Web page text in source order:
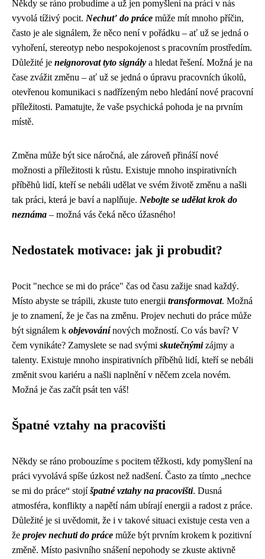
Někdy se ráno probudíme a už jen pomyšlení na práci v nás
vyvolá tíživý pocit. Nechuť do práce může mít mnoho příčin,
často je ale signálem, že něco není v pořádku – ať už se jedná o
vyhoření, stereotyp nebo nespokojenost s pracovním prostředím.
Důležité je neignorovat tyto signály a hledat řešení. Možná je na
čase zvážit změnu – ať už se jedná o úpravu pracovních úkolů,
otevřenou komunikaci s nadřízeným nebo hledání nové pracovní
příležitosti. Pamatujte, že vaše psychická pohoda je na prvním
místě.
Změna může být sice náročná, ale zároveň přináší nové
možnosti a příležitosti k růstu. Existuje mnoho inspirativních
příběhů lidí, kteří se nebáli udělat ve svém životě změnu a našli
tak práci, která je baví a naplňuje. Nebojte se udělat krok do
neznáma – možná vás čeká něco úžasného!
Nedostatek motivace: jak ji probudit?
Pocit "nechce se mi do práce" čas od času zažije snad každý.
Místo abyste se trápili, zkuste tuto energii transformovat. Možná
je to znamení, že je čas na změnu. Projev nechuti do práce může
být signálem k objevovánínových možností. Co vás baví? V
čem vynikáte? Zamyslete se nad svými skutečnýmizájmy a
talenty. Existuje mnoho inspirativních příběhů lidí, kteří se nebáli
změnit svou kariéru a našli naplnění v něčem zcela novém.
Možná je čas začít psát ten váš!
Špatné vztahy na pracovišti
Někdy se ráno probouzíme s pocitem těžkosti, kdy pomyšlení na
práci vyvolává spíše úzkost než nadšení. Často za tímto „nechce
se mi do práce“ stojíšpatné vztahy na pracovišti. Dusná
atmosféra, konflikty a napětí nám ubírají energii a radost z práce.
Důležité je si uvědomit, že i v takové situaci existuje cesta ven a
že projev nechuti do práce může být prvním krokem k pozitivní
změně. Místo pasivního snášení nepohody se zkuste aktivně